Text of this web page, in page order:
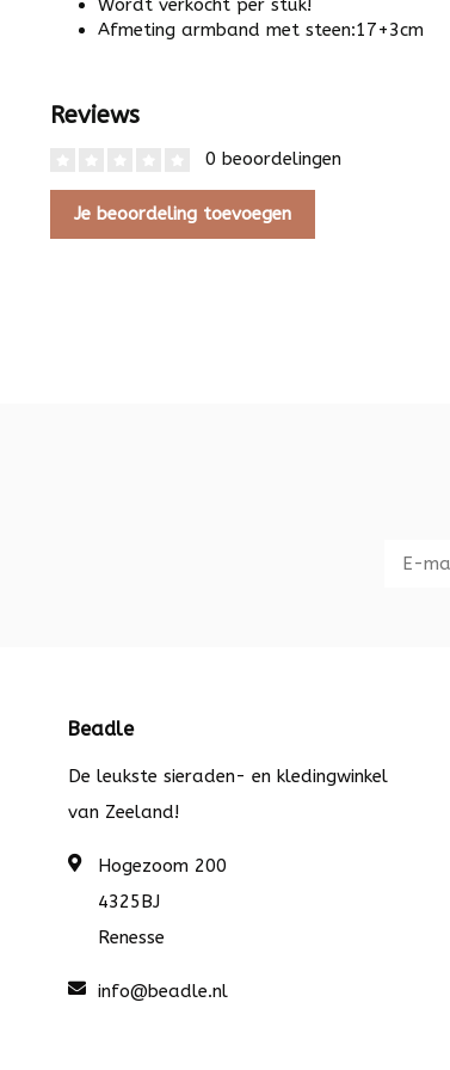
Wordt verkocht per stuk!
Afmeting armband met steen:17+3cm
Reviews
0 beoordelingen
Je beoordeling toevoegen
Beadle
De leukste sieraden- en kledingwinkel
van Zeeland!
Hogezoom 200
4325BJ
Renesse
info@beadle.nl